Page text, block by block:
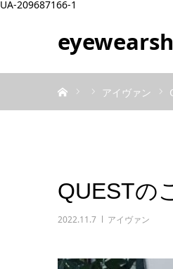
UA-209687166-1
アイヴァン
QUESTの
2022.11.7 アイヴァン